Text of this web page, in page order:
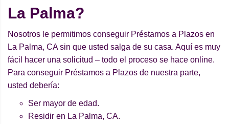
La Palma?
Nosotros le permitimos conseguir Préstamos a Plazos en
La Palma, CA sin que usted salga de su casa. Aquí es muy
fácil hacer una solicitud – todo el proceso se hace online.
Para conseguir Préstamos a Plazos de nuestra parte,
usted debería:
Ser mayor de edad.
Residir en La Palma, CA.